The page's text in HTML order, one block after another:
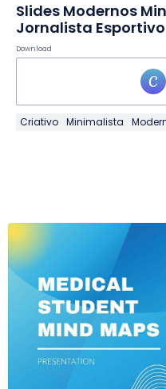
Slides Modernos
Jornalista Esportivo
Download
Criativo Minimalista